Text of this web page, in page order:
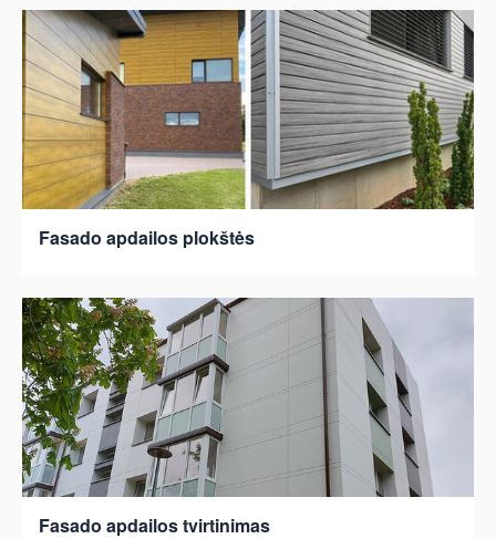
Fasado apdailos plokštės
Fasado apdailos tvirtinimas